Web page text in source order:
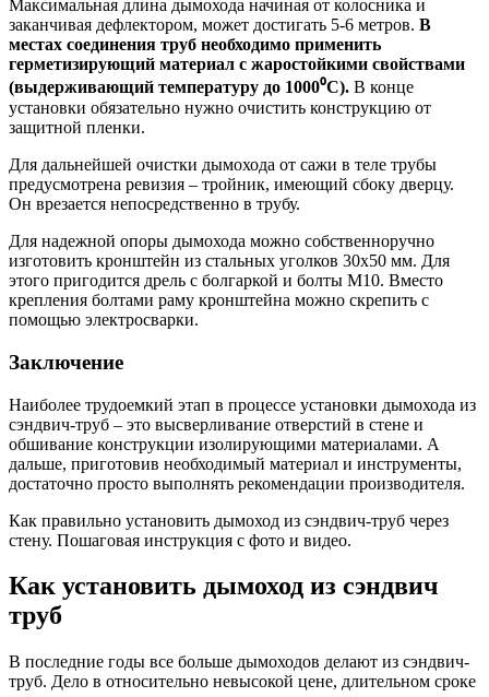
Максимальная длина дымохода начиная от колосника и
заканчивая дефлектором, может достигать 5-6 метров. В
местах соединения труб необходимо применить
герметизирующий материал с жаростойкими свойствами
(выдерживающий температуру до 1000⁰C). В конце
установки обязательно нужно очистить конструкцию от
защитной пленки.
Для дальнейшей очистки дымохода от сажи в теле трубы
предусмотрена ревизия – тройник, имеющий сбоку дверцу.
Он врезается непосредственно в трубу.
Для надежной опоры дымохода можно собственноручно
изготовить кронштейн из стальных уголков 30х50 мм. Для
этого пригодится дрель с болгаркой и болты М10. Вместо
крепления болтами раму кронштейна можно скрепить с
помощью электросварки.
Заключение
Наиболее трудоемкий этап в процессе установки дымохода из
сэндвич-труб – это высверливание отверстий в стене и
обшивание конструкции изолирующими материалами. А
дальше, приготовив необходимый материал и инструменты,
достаточно просто выполнять рекомендации производителя.
Как правильно установить дымоход из сэндвич-труб через
стену. Пошаговая инструкция с фото и видео.
Как установить дымоход из сэндвич
труб
В последние годы все больше дымоходов делают из сэндвич-
труб. Дело в относительно невысокой цене, длительном сроке